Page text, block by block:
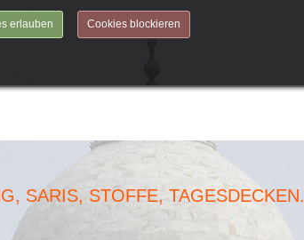
erlauben Cookies blockieren
SARIS, STOFFE, TAGESDECKEN.